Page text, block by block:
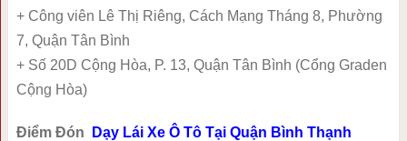
+ Công viên Lê Thị Riêng, Cách Mạng Tháng 8, Phường
7, Quận Tân Bình
+ Số 20D Cộng Hòa, P. 13, Quận Tân Bình (Cổng Graden
Cộng Hòa)
Điểm Đón
Dạy Lái Xe Ô Tô Tại Quận Bình Thạnh